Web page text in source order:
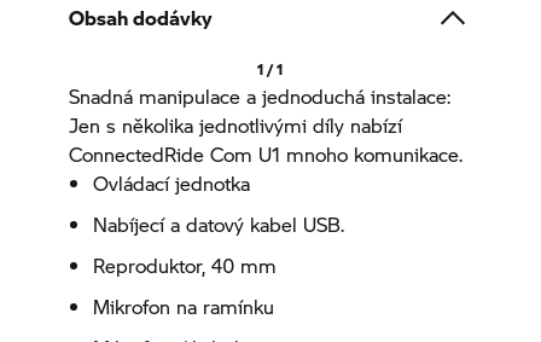
Obsah dodávky
1 / 1
Snadná manipulace a jednoduchá instalace:
Jen s několika jednotlivými díly nabízí
ConnectedRide Com U1 mnoho komunikace.
Ovládací jednotka
Nabíjecí a datový kabel USB.
Reproduktor, 40 mm
Mikrofon na ramínku